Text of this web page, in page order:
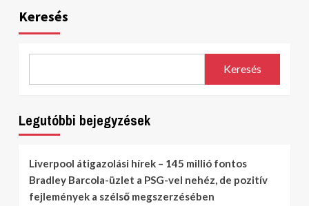
Keresés
Keresés
Legutóbbi bejegyzések
Liverpool átigazolási hírek – 145 millió fontos
Bradley Barcola-üzlet a PSG-vel nehéz, de pozitív
fejlemények a szélső megszerzésében